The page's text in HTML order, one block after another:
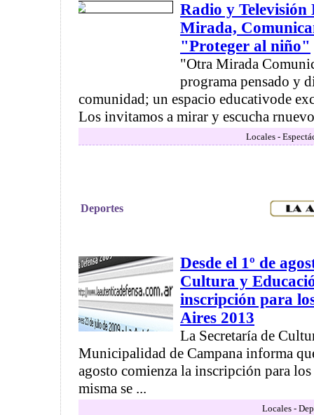
Radio y
Mirada,
"Proteger al niño"
"Otra Mirada
programa pensado y
comunidad; un espacio educativode
Los invitamos a mirar y escucha
Locales -
Deportes
Desde el 1º de
Cultura y
inscripción para
Aires 2013
La Secretaría de
Municipalidad de Campana informa
agosto comienza la inscripción para
misma se ...
Locales -